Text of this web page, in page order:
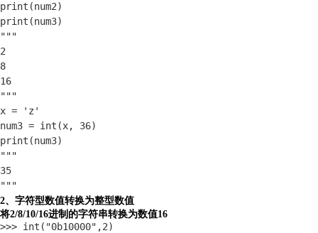
print(num2)
print(num3)
"""
2
8
16
"""
x = 'z'
num3 = int(x, 36)
print(num3)
"""
35
"""
2、字符型数值转换为整型数值
将2/8/10/16进制的字符串转换为数值16
>>> int("0b10000",2)